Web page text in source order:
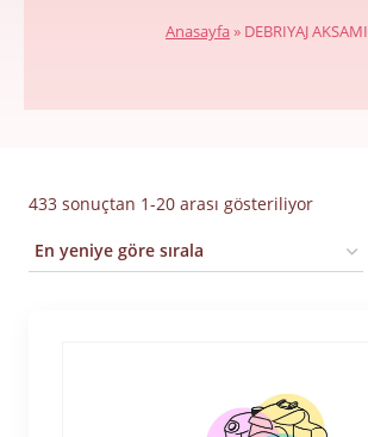
Anasayfa» DEBRIYAJ AKSAMI
433 sonuçtan 1-20 arası gösteriliyorEn
göre